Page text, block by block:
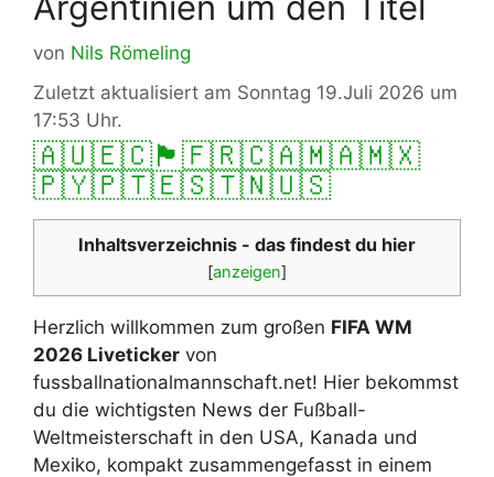
von Nils Römeling
Zuletzt aktualisiert am Sonntag 19.Juli 2026 um
17:53 Uhr.
🇦🇺🇪🇨🏴󠁧󠁢󠁥󠁮󠁧󠁿🇫🇷🇨🇦🇲🇦🇲🇽
🇵🇾🇵🇹🇪🇸🇹🇳🇺🇸
Inhaltsverzeichnis - das findest du hier
[anzeigen]
Herzlich willkommen zum großen FIFA WM
2026 Liveticker von
fussballnationalmannschaft.net! Hier bekommst
du die wichtigsten News der Fußball-
Weltmeisterschaft in den USA, Kanada und
Mexiko, kompakt zusammengefasst in einem